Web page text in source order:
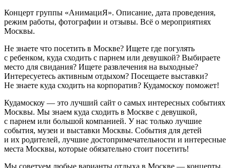
Концерт группы «АнимациЯ». Описание, дата проведения,
режим работы, фотографии и отзывы. Всё о мероприятиях
Москвы.
Не знаете что посетить в Москве? Ищете где погулять
с ребенком, куда сходить с парнем или девушкой? Выбираете
место для свидания? Ищете развлечения на выходные?
Интересуетесь активным отдыхом? Посещаете выставки?
Не знаете куда сходить на корпоратив? Кудамоскоу поможет!
Кудамоскоу — это лучший сайт о самых интересных событиях
Москвы. Мы знаем куда сходить в Москве с девушкой,
с парнем или большой компанией. У нас только лучшие
события, музеи и выставки Москвы. События для детей
и их родителей, лучшие достопримечательности и интересные
места Москвы, которые обязательно стоит посетить!